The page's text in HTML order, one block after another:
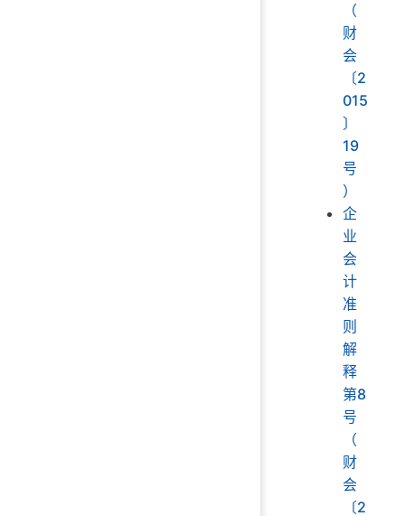
（
财
会
〔2
015
〕
19
号
）
企
业
会
计
准
则
解
释
第8
号
（
财
会
〔2